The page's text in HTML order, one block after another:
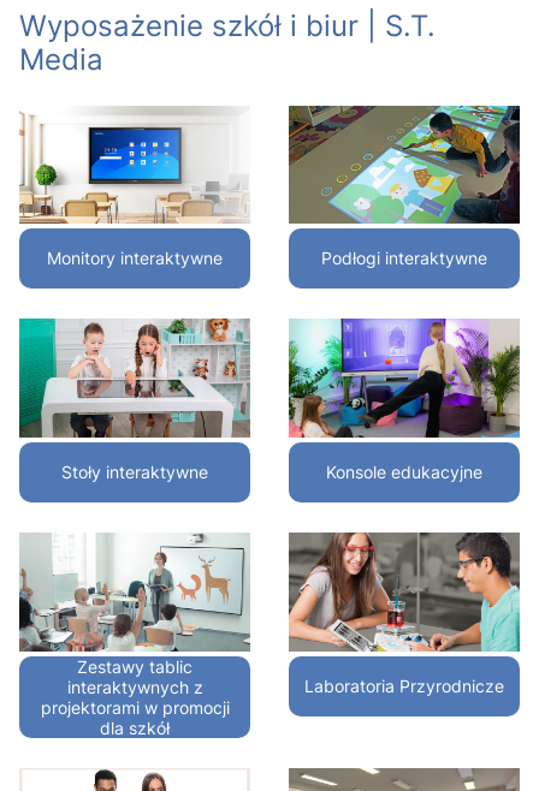
Wyposażenie szkół i biur | S.T.
Media
Monitory interaktywne Podłogi interaktywne
Stoły interaktywne Konsole edukacyjne
Zestawy tablic
interaktywnych z
projektorami w promocji
dla szkół
Laboratoria Przyrodnicze